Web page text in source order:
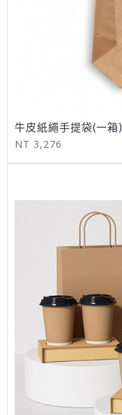
牛皮紙繩手提袋(一箱)
NT 3,276